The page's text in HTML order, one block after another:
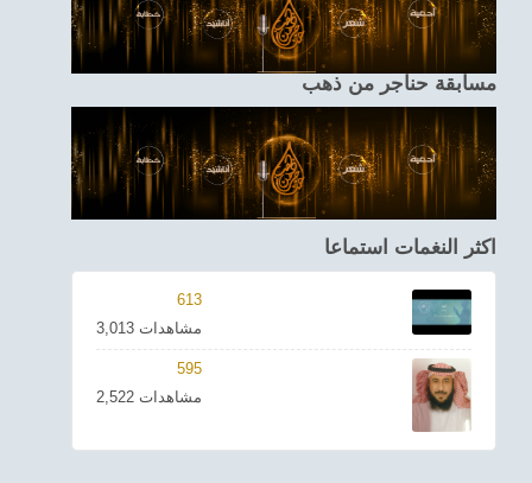
مسابقة حناجر من ذهب
اكثر النغمات استماعا
613
3,013 مشاهدات
595
2,522 مشاهدات